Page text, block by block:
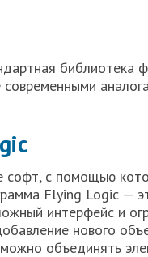
библиотека
современными
софт, с помощью
Flying Logic —
интерфейс и
нового
объединять